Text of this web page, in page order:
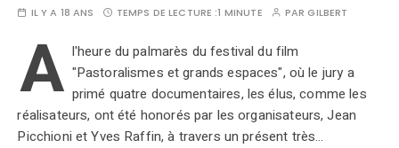
IL Y A 18 ANS TEMPS DE LECTURE :1 MINUTE PARGILBERT
A l'heure du palmarès du festival du film
"Pastoralismes et grands espaces", où le jury a
primé quatre documentaires, les élus, comme les
réalisateurs, ont été honorés par les organisateurs, Jean
Picchioni et Yves Raffin, à travers un présent très…